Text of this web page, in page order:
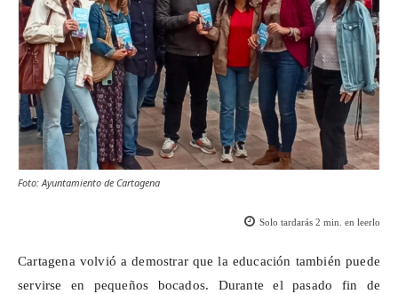
Foto: Ayuntamiento de Cartagena
Solo tardarás 2 min. en leerlo
Cartagena volvió a demostrar que la educación también puede
servirse en pequeños bocados. Durante el pasado fin de